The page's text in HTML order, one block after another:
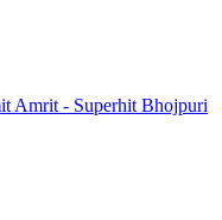
Amrit - Superhit Bhojpuri